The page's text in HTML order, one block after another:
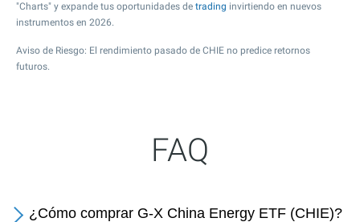
"Charts" y expande tus oportunidades de trading invirtiendo en nuevos
instrumentos en 2026.
Aviso de Riesgo: El rendimiento pasado de CHIE no predice retornos
futuros.
FAQ
¿Cómo comprar G-X China Energy ETF (CHIE)?